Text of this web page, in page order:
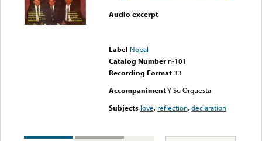
Audio excerpt
Label Nopal
Catalog Number n-101
Recording Format33
AccompanimentY Su Orquesta
Subjects love, reflection,declaration